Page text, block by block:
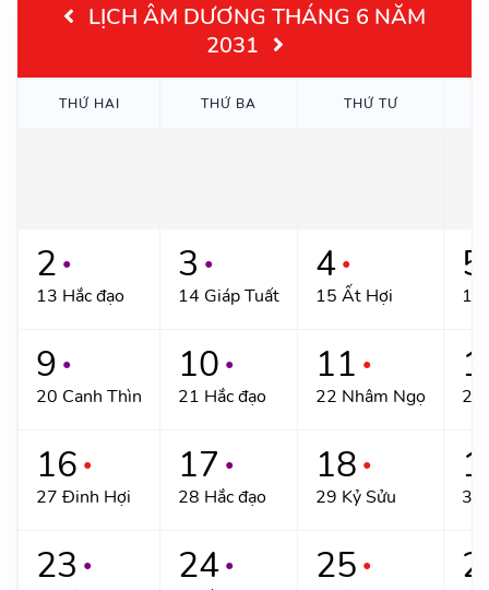
LỊCH ÂM DƯƠNG THÁNG 6 NĂM
2031
THỨ HAI THỨ BA THỨ TƯ
2 ●
13 Hắc đạo
3 ●
14 Giáp Tuất
4 ●
15 Ất Hợi
5
16
9 ●
20 Canh Thìn
10 ●
21 Hắc đạo
11 ●
22 Nhâm Ngọ 23
16 ●
27 Đinh Hợi
17 ●
28 Hắc đạo
18 ●
29 Kỷ Sửu 30
23 ● 24 ● 25 ●